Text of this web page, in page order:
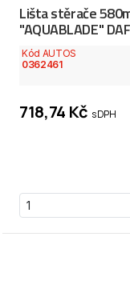
Lišta stěrače
"AQUABLADE"
Kód AUTOS
0362461
718,74 Kč s DPH